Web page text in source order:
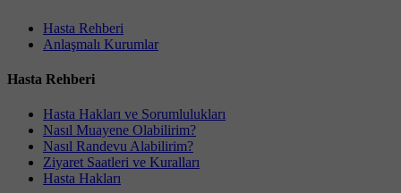
Hasta Rehberi
Anlaşmalı Kurumlar
Hasta Rehberi
Hasta Hakları ve Sorumlulukları
Nasıl Muayene Olabilirim?
Nasıl Randevu Alabilirim?
Ziyaret Saatleri ve Kuralları
Hasta Hakları